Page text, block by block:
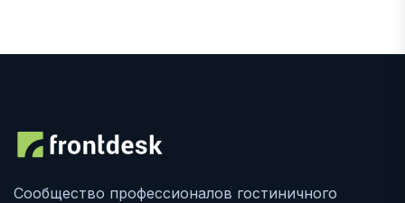
Сообщество профессионалов гостиничного